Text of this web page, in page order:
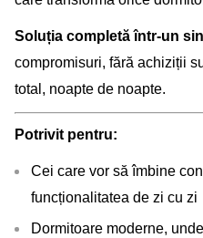
Soluția completă într-un
compromisuri, fără achiziții
total, noapte de noapte.
Potrivit pentru:
Cei care vor să îmbine
funcționalitatea de zi cu zi
Dormitoare moderne,